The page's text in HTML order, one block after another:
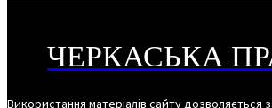
ЧЕРКАСЬКА
Використання матеріалів сайту дозволяється